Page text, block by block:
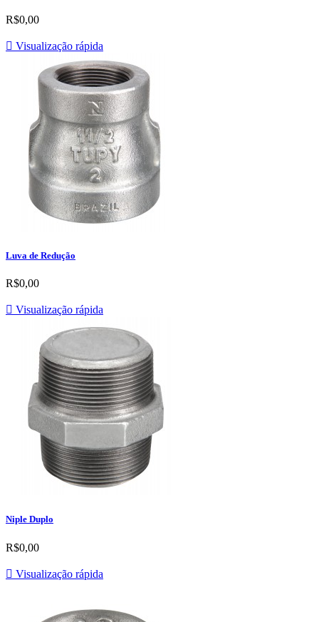
R$0,00
 Visualização rápida
Luva de Redução
R$0,00
 Visualização rápida
Niple Duplo
R$0,00
 Visualização rápida